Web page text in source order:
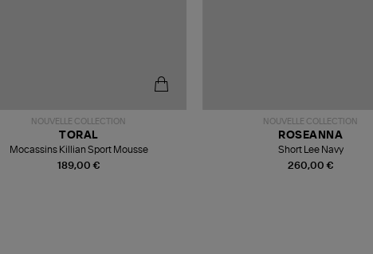
NOUVELLE COLLECTION
189,00 €
TORAL
Mocassins Killian Sport Mousse
NOUVELLE COLLECTION
260,00 €
ROSEANNA
Short Lee Navy